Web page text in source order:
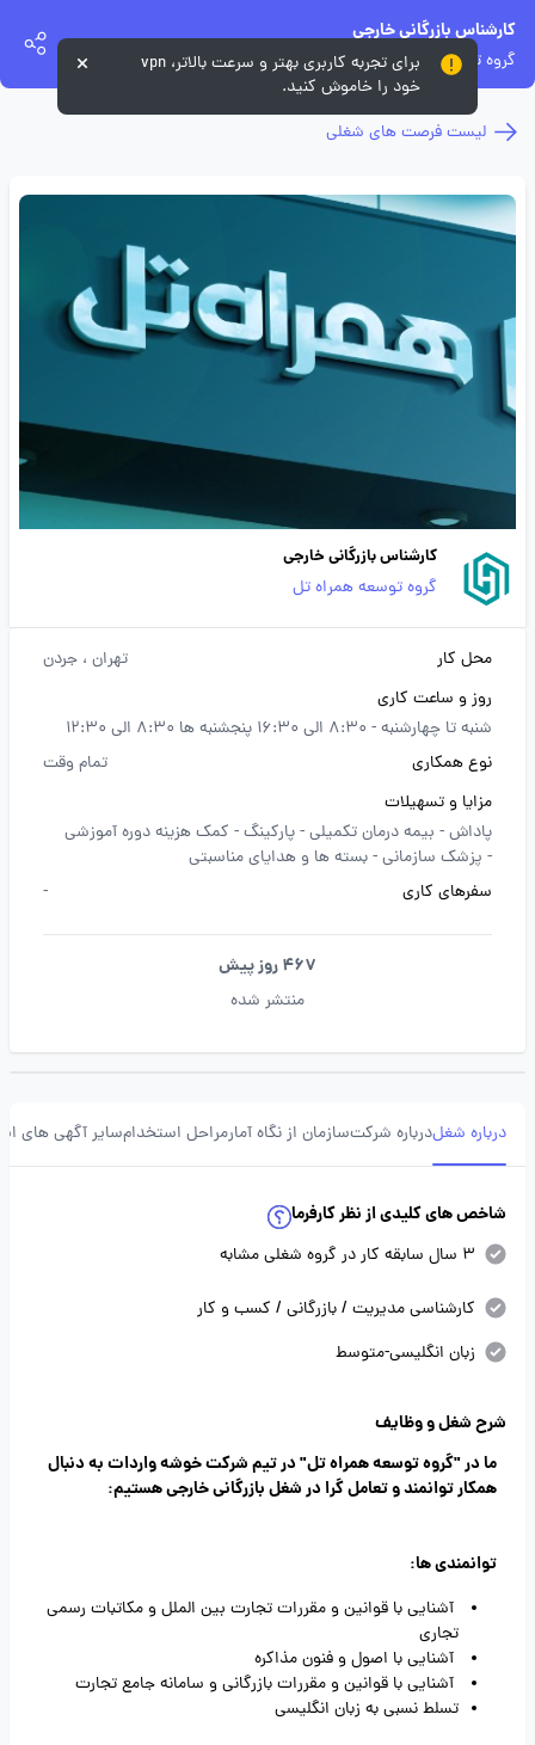
کارشناس بازرگانی خارجی
گروه توسعه همراه تل
لیست فرصت های شغلی
کارشناس بازرگانی خارجی
گروه توسعه همراه تل
محل کار تهران ، جردن
روز و ساعت کاری
شنبه تا چهارشنبه - 8:30 الی 16:30 پنجشنبه ها 8:30 الی 12:30
نوع همکاری
تمام وقت
مزایا و تسهیلات
پاداش - بیمه درمان تکمیلی -پارکینگ - کمک هزینه دوره آموزشی
- پزشک سازمانی -بسته ها و هدایای مناسبتی
سفرهای کاری
-
467 روز پیش
منتشر شده
درباره شغلدرباره شرکتسازمان از نگاه آمارمراحل استخدامسایر آگهی های
شاخص های کلیدی از نظر کارفرما
3 سال سابقه کار در گروه شغلی مشابه
کارشناسی مدیریت / بازرگانی / کسب و کار
زبان انگلیسی-متوسط
شرح شغل و وظایف
ما در "گروه توسعه همراه تل" در تیم شرکت خوشه واردات به دنبال
همکار توانمند و تعامل گرا در شغل بازرگانی خارجی هستیم:
توانمندی ها:
آشنایی با قوانین و مقررات تجارت بین الملل و مکاتبات رسمی
تجاری
آشنایی با اصول و فنون مذاکره
آشنایی با قوانین و مقررات بازرگانی و سامانه جامع تجارت
تسلط نسبی به زبان انگلیسی
برای تجربه کاربری بهتر و سرعت بالاتر، vpn
خود را خاموش کنید.